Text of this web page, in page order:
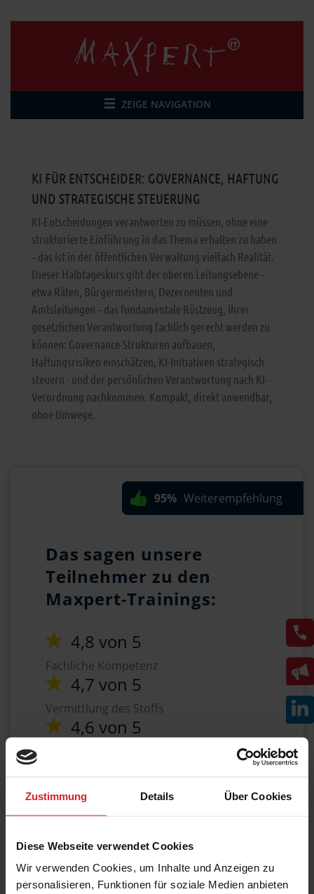
Zustimmung Details Über Cookies
Diese Webseite verwendet Cookies
Wir verwenden Cookies, um Inhalte und Anzeigen zu
personalisieren, Funktionen für soziale Medien anbieten
ZEIGE NAVIGATION
KI FÜR ENTSCHEIDER: GOVERNANCE, HAFTUNG
UND STRATEGISCHE STEUERUNG
KI-Entscheidungen verantworten zu müssen, ohne eine
strukturierte Einführung in das Thema erhalten zu haben
– das ist in der öffentlichen Verwaltung vielfach Realität.
Dieser Halbtageskurs gibt der oberen Leitungsebene –
etwa Räten, Bürgermeistern, Dezernenten und
Amtsleitungen – das fundamentale Rüstzeug, ihrer
gesetzlichen Verantwortung fachlich gerecht werden zu
können: Governance-Strukturen aufbauen,
Haftungsrisiken einschätzen, KI-Initiativen strategisch
steuern - und der persönlichen Verantwortung nach KI-
Verordnung nachkommen. Kompakt, direkt anwendbar,
ohne Umwege.
95% Weiterempfehlung
Das sagen unsere
Teilnehmer zu den
Maxpert-Trainings:
4,8 von 5
Fachliche Kompetenz
4,7 von 5
Vermittlung des Stoffs
4,6 von 5
SCHULUNGSPREIS